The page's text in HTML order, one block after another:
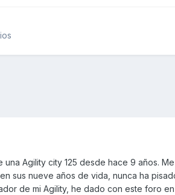
Agility city 125 desde hace 9 años.
sus nueve años de vida, nunca ha
de mi Agility, he dado con este foro